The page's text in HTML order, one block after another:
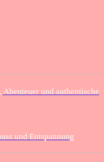
und authentische
und Entspannung